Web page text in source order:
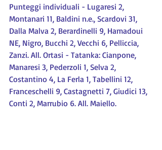
Punteggi individuali - Lugaresi 2,
Montanari 11, Baldini n.e., Scardovi 31,
Dalla Malva 2, Berardinelli 9, Hamadoui
NE, Nigro, Bucchi 2, Vecchi 6, Pelliccia,
Zanzi. All. Ortasi - Tatanka: Cianpone,
Manaresi 3, Pederzoli 1, Selva 2,
Costantino 4, La Ferla 1, Tabellini 12,
Franceschelli 9, Castagnetti 7, Giudici 13,
Conti 2, Marrubio 6. All. Maiello.